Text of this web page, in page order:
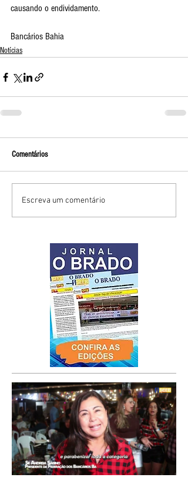
causando o endividamento.
Bancários Bahia
Notícias
Comentários
Escreva um comentário